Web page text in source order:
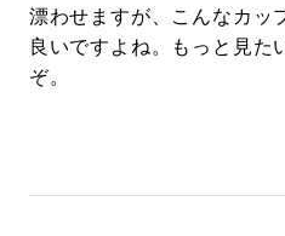
漂わせますが、こんなカッ
良いですよね。もっと見た
ぞ。